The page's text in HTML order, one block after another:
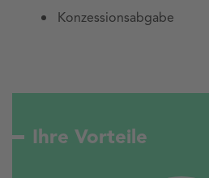
Konzessionsabgabe
Ihre Vorteile